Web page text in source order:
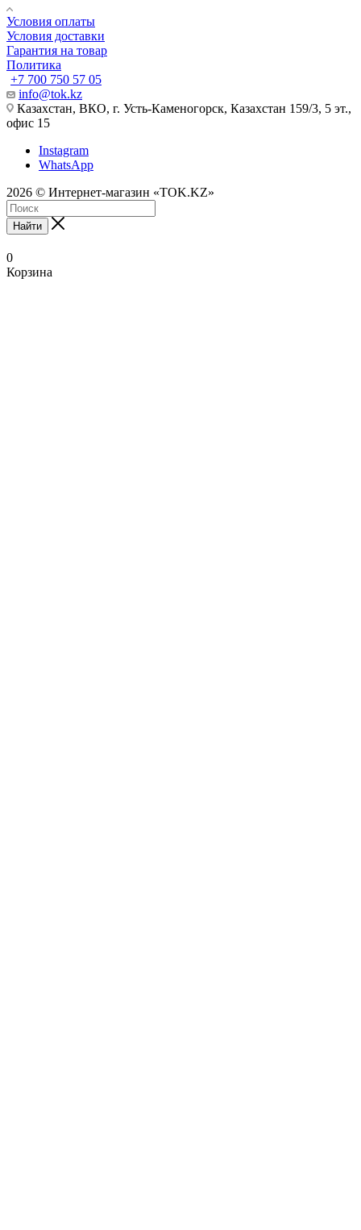
Условия оплаты
Условия доставки
Гарантия на товар
Политика
+7 700 750 57 05
info@tok.kz
Казахстан, ВКО, г. Усть-Каменогорск, Казахстан 159/3, 5 эт.,
офис 15
Instagram
WhatsApp
2026 © Интернет-магазин «TOK.KZ»
Найти
0
Корзина